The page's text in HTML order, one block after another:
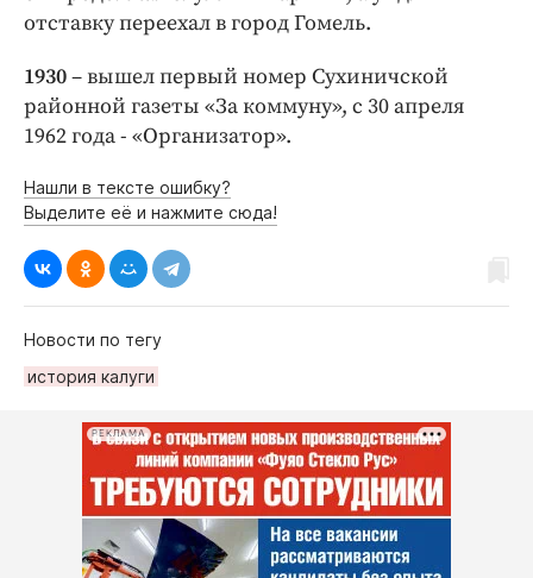
отставку переехал в город Гомель.
1930– вышел первый номер Сухиничской
районной газеты «За коммуну», с 30 апреля
1962 года - «Организатор».
Нашли в тексте ошибку?
Выделите её и нажмите сюда!
Новости по тегу
история калуги
РЕКЛАМА